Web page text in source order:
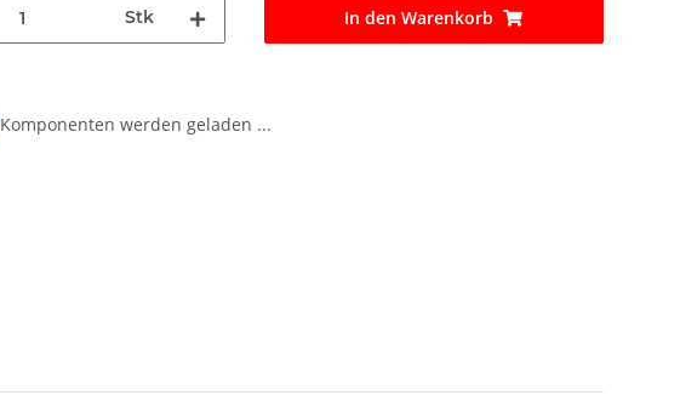
Stk In den Warenkorb
Komponenten werden geladen ...